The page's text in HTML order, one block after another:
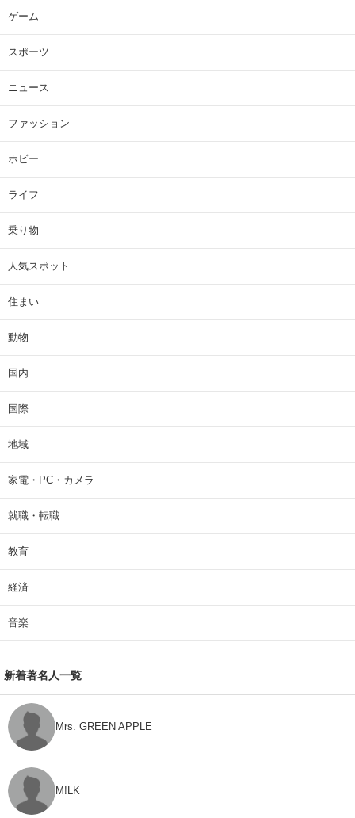
ゲーム
スポーツ
ニュース
ファッション
ホビー
ライフ
乗り物
人気スポット
住まい
動物
国内
国際
地域
家電・PC・カメラ
就職・転職
教育
経済
音楽
新着著名人一覧
Mrs. GREEN APPLE
M!LK